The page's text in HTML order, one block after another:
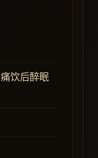
饮后醉眠